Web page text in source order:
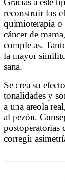
Gracias a este
reconstruir los
quimioterapia o
cáncer de
completas.
la mayor
sana.
Se crea su
tonalidades y
a una areola
al pezón.
postoperatorias
corregir